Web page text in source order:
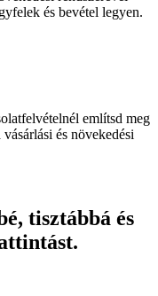
és bevétel legyen.
említsd meg
és növekedési
tisztábbá és